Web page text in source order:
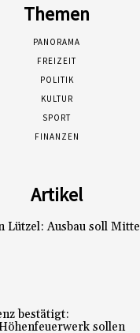
Themen
PANORAMA
FREIZEIT
POLITIK
KULTUR
SPORT
FINANZEN
Artikel
Lützel: Ausbau soll Mitte
bestätigt:
sollen